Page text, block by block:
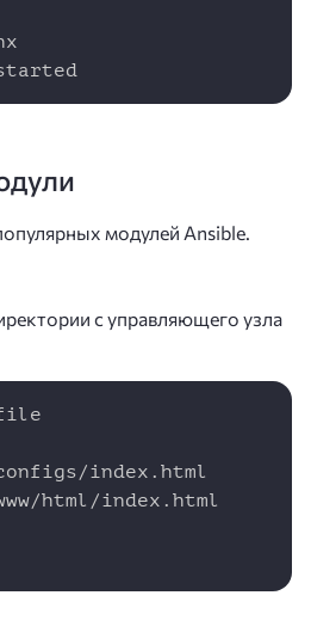
модулей Ansible.
с управляющего узла
file
index.html
html/index.html